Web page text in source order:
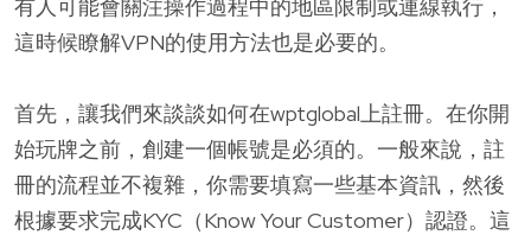
有人可能會關注操作過程中的地區限制或連線執行，
這時候瞭解VPN的使用方法也是必要的。
首先，讓我們來談談如何在wptglobal上註冊。在你開
始玩牌之前，創建一個帳號是必須的。一般來說，註
冊的流程並不複雜，你需要填寫一些基本資訊，然後
根據要求完成KYC（Know Your Customer）認證。這